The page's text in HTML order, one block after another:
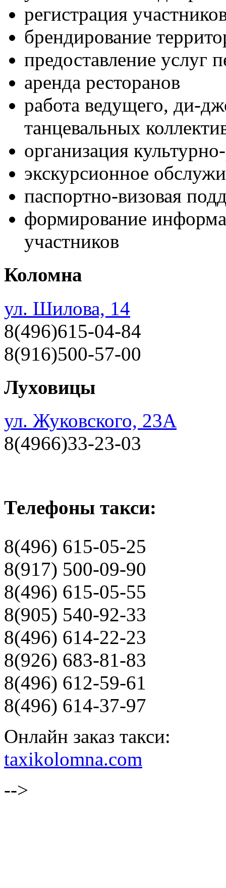
регистрация
брендирование
предоставление услуг
аренда ресторанов
работа ведущего, ди-
танцевальных
организация
экскурсионное
паспортно-визовая
формирование
участников
Коломна
ул. Шилова, 14
8(496)615-04-84
8(916)500-57-00
Луховицы
ул. Жуковского, 23А
8(4966)33-23-03
Телефоны такси:
8(496) 615-05-25
8(917) 500-09-90
8(496) 615-05-55
8(905) 540-92-33
8(496) 614-22-23
8(926) 683-81-83
8(496) 612-59-61
8(496) 614-37-97
Онлайн заказ такси:
taxikolomna.com
-->